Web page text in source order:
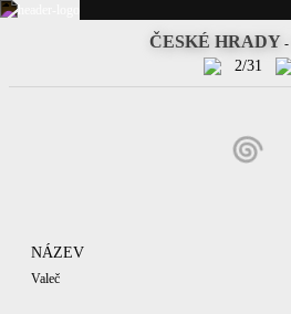
ČESKÉ HRADY -
2/31
NÁZEV
Valeč